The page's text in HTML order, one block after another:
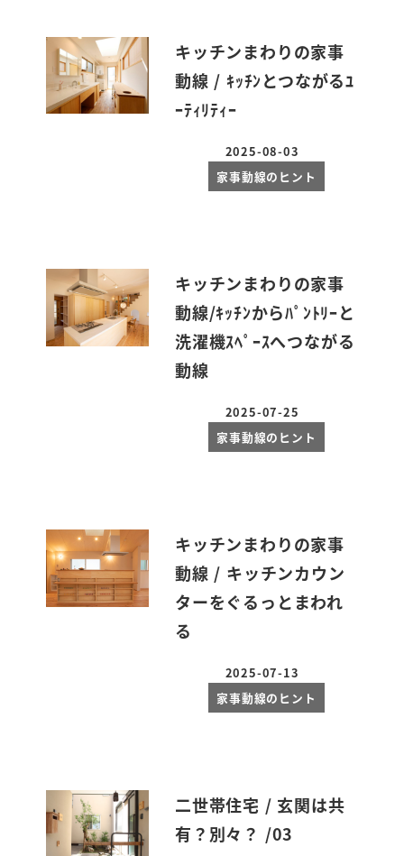
キッチンまわりの家事
動線 / ｷｯﾁﾝとつながるﾕ
ｰﾃｨﾘﾃｨｰ
投稿日
2025-08-03
家事動線のヒント
キッチンまわりの家事
動線/ｷｯﾁﾝからﾊﾟﾝﾄﾘｰと
洗濯機ｽﾍﾟｰｽへつながる
動線
投稿日
2025-07-25
家事動線のヒント
キッチンまわりの家事
動線 / キッチンカウン
ターをぐるっとまわれ
る
投稿日
2025-07-13
家事動線のヒント
二世帯住宅 / 玄関は共
有？別々？ /03